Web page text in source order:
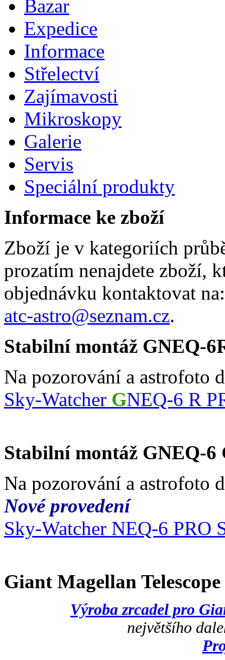
Bazar
Expedice
Informace
Střelectví
Zajímavosti
Mikroskopy
Galerie
Servis
Speciální produkty
Informace ke zboží
Zboží je v kategoriích
prozatím nenajdete zboží,
objednávku kontaktovat na:
atc-astro@seznam.cz.
Stabilní montáž GNEQ-
Na pozorování a astrofoto
Sky-Watcher GNEQ-6 R
Stabilní montáž GNEQ-6
Na pozorování a astrofoto
Nové provedení
Sky-Watcher NEQ-6 PRO
Giant Magellan
Výroba zrcadel pro
největšího